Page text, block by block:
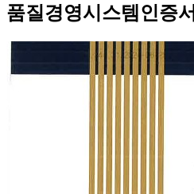
품질경영시스템인증서